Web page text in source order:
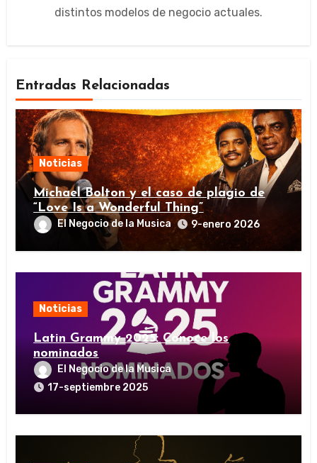
distintos modelos de negocio actuales.
Entradas Relacionadas
Noticias
Michael Bolton y el caso de plagio de
“Love Is a Wonderful Thing”
El Negocio de la Musica 9-enero 2026
Noticias
Latin Grammy 2025: Conoce los
nominados
El Negocio de la Musica
17-septiembre 2025